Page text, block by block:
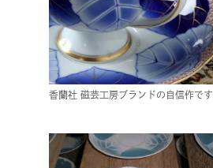
香蘭社 磁芸工房ブランドの自信作です